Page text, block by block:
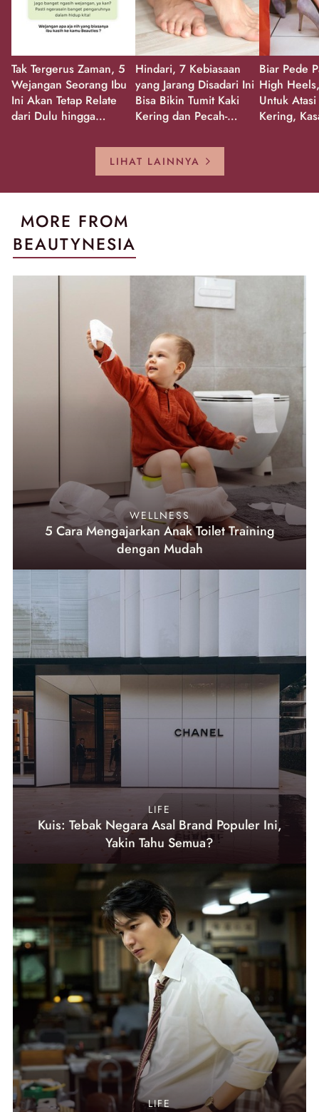
Tak Tergerus Zaman, 5
Wejangan Seorang Ibu
Ini Akan Tetap Relate
dari Dulu hingga
Hindari, 7 Kebiasaan
yang Jarang Disadari Ini
Bisa Bikin Tumit Kaki
Kering dan Pecah-
Biar Pede
High
Untuk
Kering,
LIHAT LAINNYA
MORE FROM
BEAUTYNESIA
WELLNESS
5 Cara Mengajarkan Anak Toilet Training
dengan Mudah
LIFE
Kuis: Tebak Negara Asal Brand Populer Ini,
Yakin Tahu Semua?
LIFE